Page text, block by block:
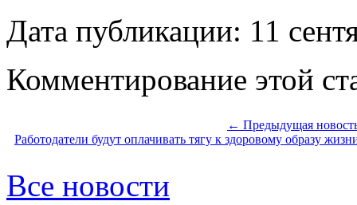
Дата публикации: 11
Комментирование этой
← Предыдущая
Работодатели будут оплачивать тягу к здоровому образу
Все новости